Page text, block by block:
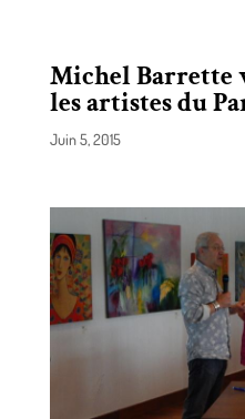
Michel Barrette
les artistes du
Juin 5, 2015